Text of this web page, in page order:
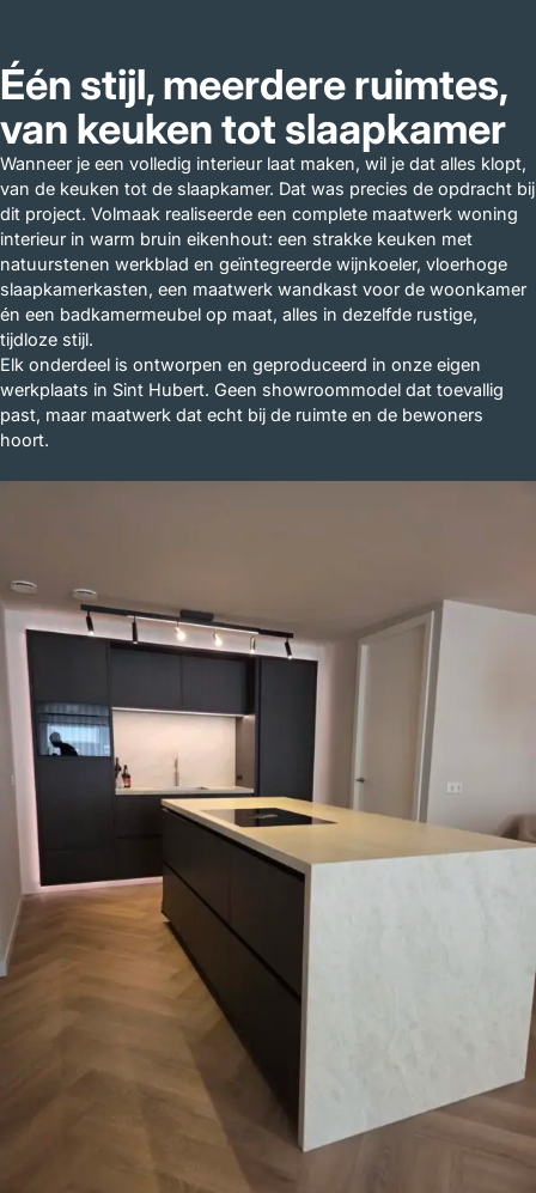
Één stijl, meerdere ruimtes,
van keuken tot slaapkamer
Wanneer je een volledig interieur laat maken, wil je dat alles klopt,
van de keuken tot de slaapkamer. Dat was precies de opdracht bij
dit project. Volmaak realiseerde een complete maatwerk woning
interieur in warm bruin eikenhout: een strakke keuken met
natuurstenen werkblad en geïntegreerde wijnkoeler, vloerhoge
slaapkamerkasten, een maatwerk wandkast voor de woonkamer
én een badkamermeubel op maat, alles in dezelfde rustige,
tijdloze stijl.
Elk onderdeel is ontworpen en geproduceerd in onze eigen
werkplaats in Sint Hubert. Geen showroommodel dat toevallig
past, maar maatwerk dat echt bij de ruimte en de bewoners
hoort.